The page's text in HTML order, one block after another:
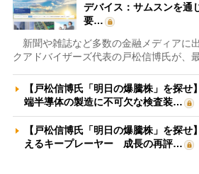
デバイス：サムスンを通
要…
新聞や雑誌など多数の金融メディアに
クアドバイザーズ代表の戸松信博氏が、
【戸松信博氏「明日の爆騰株」を探
端半導体の製造に不可欠な検査装…
【戸松信博氏「明日の爆騰株」を探
えるキープレーヤー 成長の再評…